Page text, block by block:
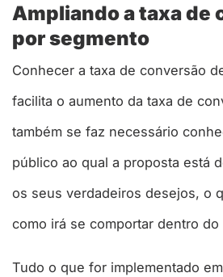
Ampliando a taxa de
por segmento
Conhecer a taxa de conversão
facilita o aumento da taxa de
também se faz necessário
público ao qual a proposta está
os seus verdadeiros desejos, o
como irá se comportar dentro do
Tudo o que for implementado